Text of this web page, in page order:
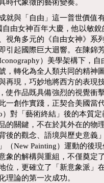
時代象徵的藝術變奏。
就與「自由」這一普世價值
自由女神百年大慶，他以敏銳
視角多元的《自由女神》系
引起國際巨大迴響。在陳錦
）美學架構下，自
，轉化為全人類共同的精神
再現，巧妙地將西方的表現
使作品既具備強烈的視覺衝
一創作實踐，正契合美國當
）對「藝術終結」後的本質
的關鍵，不在於其外在的物
後的觀念、語境與歷史意義
（New Painting）運動的後
象的解構與重組，不僅奠定
位，更確立了「新意象派」
理論的第一次成功。